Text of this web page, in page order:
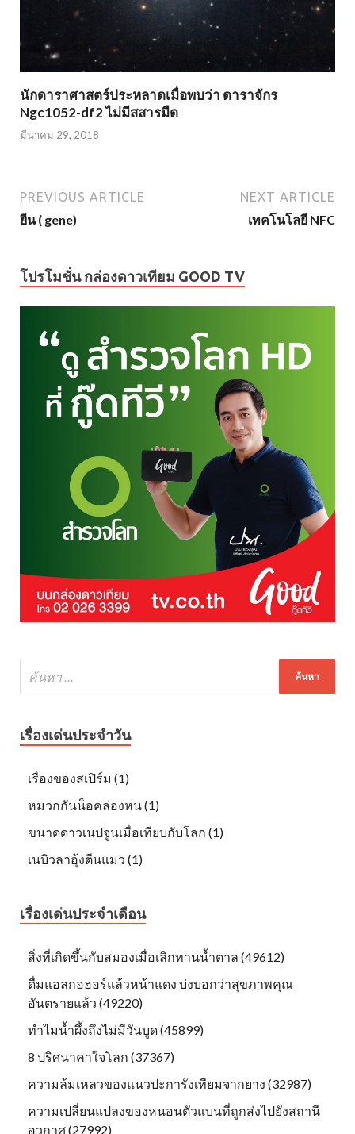
นักดาราศาสตร์ประหลาดเมื่อพบว่า ดาราจักร
Ngc1052-df2 ไม่มีสสารมืด
มีนาคม 29, 2018
PREVIOUS ARTICLE
ยีน ( gene)
NEXT ARTICLE
เทคโนโลยี NFC
โปรโมชั่น กล่องดาวเทียม GOOD TV
เรื่องเด่นประจำวัน
เรื่องของสเปิร์ม (1)
หมวกกันน็อคล่องหน (1)
ขนาดดาวเนปจูนเมื่อเทียบกับโลก (1)
เนบิวลาอุ้งตีนแมว (1)
เรื่องเด่นประจำเดือน
สิ่งที่เกิดขึ้นกับสมองเมื่อเลิกทานน้ำตาล (49612)
ดื่มแอลกอฮอร์แล้วหน้าแดง บ่งบอกว่าสุขภาพคุณ
อันตรายแล้ว (49220)
ทำไมน้ำผึ้งถึงไม่มีวันบูด (45899)
8 ปริศนาคาใจโลก (37367)
ความล้มเหลวของแนวปะการังเทียมจากยาง (32987)
ความเปลี่ยนแปลงของหนอนตัวแบนที่ถูกส่งไปยังสถานี
อวกาศ (27992)